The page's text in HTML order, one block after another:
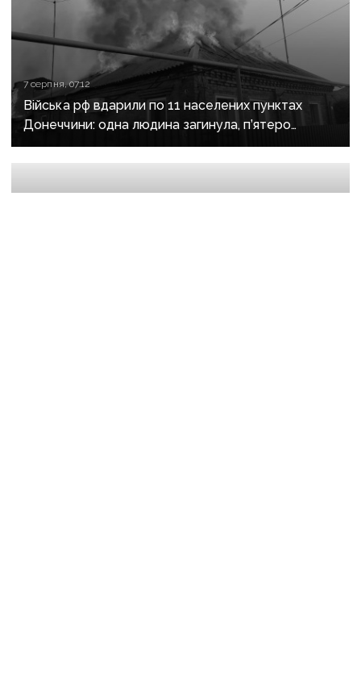
7 серпня, 07:12
Війська рф вдарили по 11 населених пунктах
Донеччини: одна людина загинула, п’ятеро
поранені